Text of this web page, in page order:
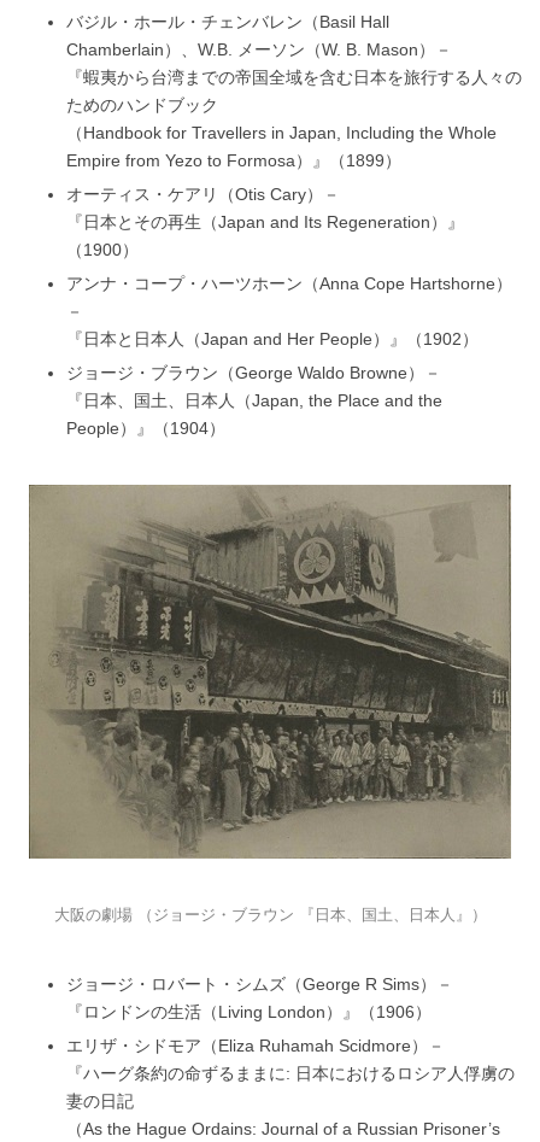
バジル・ホール・チェンバレン（Basil Hall
Chamberlain）、W.B. メーソン（W. B. Mason）－
『蝦夷から台湾までの帝国全域を含む日本を旅行する人々の
ためのハンドブック
（Handbook for Travellers in Japan, Including the Whole
Empire from Yezo to Formosa）』（1899）
オーティス・ケアリ（Otis Cary）－
『日本とその再生（Japan and Its Regeneration）』
（1900）
アンナ・コープ・ハーツホーン（Anna Cope Hartshorne）
－
『日本と日本人（Japan and Her People）』（1902）
ジョージ・ブラウン（George Waldo Browne）－
『日本、国土、日本人（Japan, the Place and the
People）』（1904）
大阪の劇場 （ジョージ・ブラウン 『日本、国土、日本人』）
ジョージ・ロバート・シムズ（George R Sims）－
『ロンドンの生活（Living London）』（1906）
エリザ・シドモア（Eliza Ruhamah Scidmore）－
『ハーグ条約の命ずるままに: 日本におけるロシア人俘虜の
妻の日記
（As the Hague Ordains: Journal of a Russian Prisoner’s